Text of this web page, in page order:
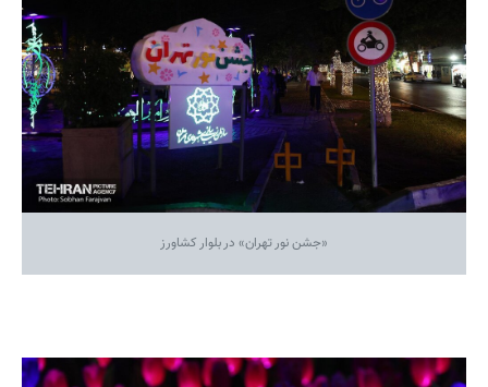
«جشن نور تهران» در بلوار کشاورز